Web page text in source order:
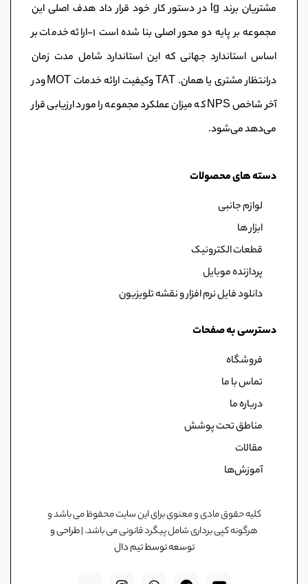
مشتریان برند lg در دستور کار خود قرار داد هدف اصلی این
مجموعه بر پایه دو محور اصلی بنا شده است ١-ارائه خدمات بر
اساس استاندارد جهانی که این استاندارد شامل مدت زمان
درانتظار مشتری یا همان. TAT وکیفیت ارائه خدمات MOT ودر
آخر شاخص NPS که میزان عملکرد مجموعه را مورد ارزیابی قرار
می‌دهد می‌شود.
دسته های محصولات
لوازم جانبی
ابزار ها
قطعات الکترونیک
پردازنده موبایل
دانلود فایل نرم افزار و نقشه تلویزیون
دسترسی به صفحات
فروشگاه
تماس با ما
درباره ما
مناطق تحت پوشش
مقالات
آموزش‌ها
کلیه حقوق مادی و معنوی برای این سایت محفوظ می باشد و
هرگونه کپی برداری شامل پیگرد قانونی می باشد. |طراحی و
توسعه توسط تیم دال